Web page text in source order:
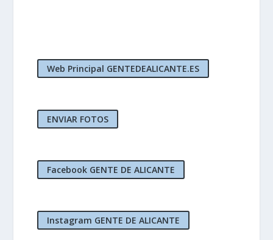
Web Principal GENTEDEALICANTE.ES
ENVIAR FOTOS
Facebook GENTE DE ALICANTE
Instagram GENTE DE ALICANTE